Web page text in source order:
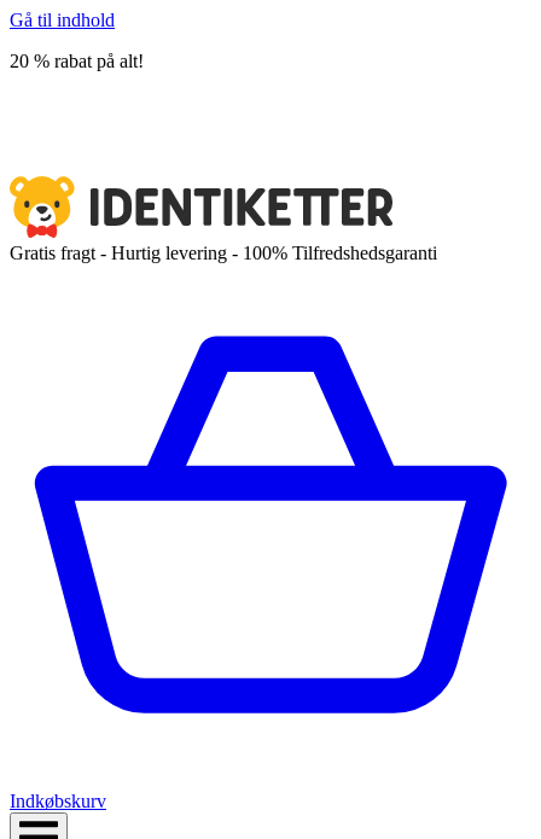
Gå til indhold
20 % rabat på alt!
Gratis fragt - Hurtig levering - 100% Tilfredshedsgaranti
Indkøbskurv